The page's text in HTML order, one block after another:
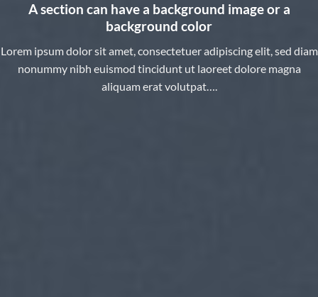
A section can have a background image or a
background color
Lorem ipsum dolor sit amet, consectetuer adipiscing elit, sed diam
nonummy nibh euismod tincidunt ut laoreet dolore magna
aliquam erat volutpat….